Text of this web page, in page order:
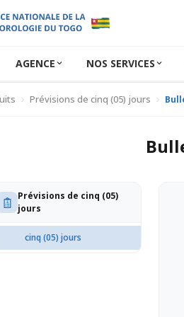
AGENCE NOS SERVICES
Prévisions de cinq (05) jours
Prévisions de cinq (05)
jours
cinq (05) jours